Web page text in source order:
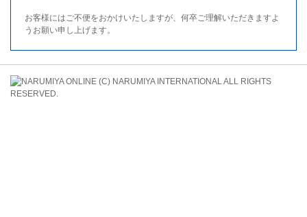
お客様にはご不便をおかけいたしますが、何卒ご理解いただきますよ
うお願い申し上げます。